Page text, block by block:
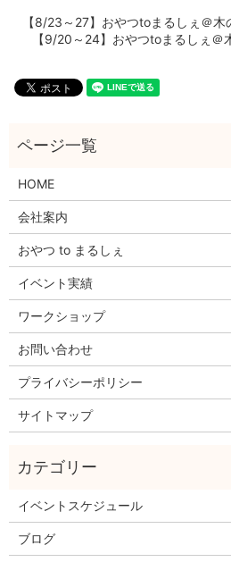
【8/23～27】おやつtoまるしぇ＠木
【9/20～24】おやつtoまるしぇ＠
HOME
会社案内
おやつ to まるしぇ
イベント実績
ワークショップ
お問い合わせ
プライバシーポリシー
サイトマップ
イベントスケジュール
ブログ